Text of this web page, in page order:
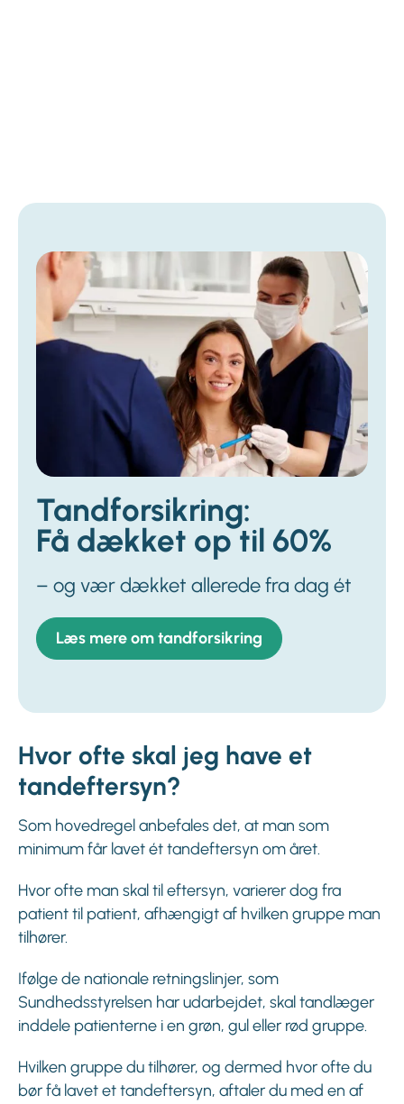
Tandforsikring:
Få dækket op til 60%
– og vær dækket allerede fra dag ét
Læs mere om tandforsikring
Hvor ofte skal jeg have et
tandeftersyn?
Som hovedregel anbefales det, at man som
minimum får lavet ét tandeftersyn om året.
Hvor ofte man skal til eftersyn, varierer dog fra
patient til patient, afhængigt af hvilken gruppe man
tilhører.
Ifølge de nationale retningslinjer, som
Sundhedsstyrelsen har udarbejdet, skal tandlæger
inddele patienterne i en grøn, gul eller rød gruppe.
Hvilken gruppe du tilhører, og dermed hvor ofte du
bør få lavet et tandeftersyn, aftaler du med en af